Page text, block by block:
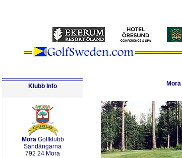
Klubb Info
Mora Golfklubb
Sandängarna
792 24 Mora
Mora